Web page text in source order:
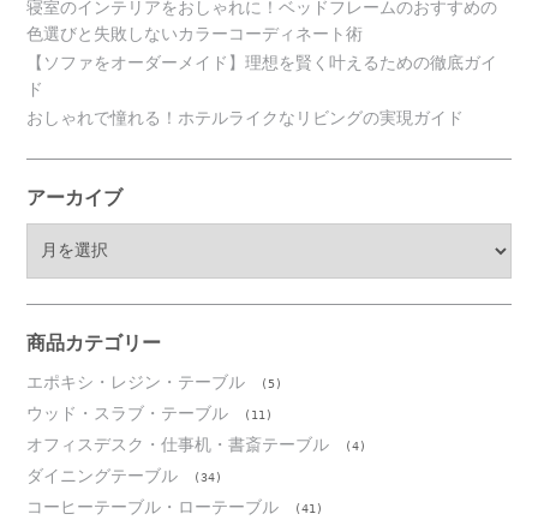
寝室のインテリアをおしゃれに！ベッドフレームのおすすめの
色選びと失敗しないカラーコーディネート術
【ソファをオーダーメイド】理想を賢く叶えるための徹底ガイ
ド
おしゃれで憧れる！ホテルライクなリビングの実現ガイド
アーカイブ
ブ
商品カテゴリー
エポキシ・レジン・テーブル (5)
ウッド・スラブ・テーブル (11)
オフィスデスク・仕事机・書斎テーブル (4)
ダイニングテーブル (34)
コーヒーテーブル・ローテーブル (41)